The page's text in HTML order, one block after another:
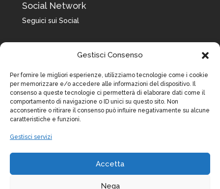
Gestisci Consenso
Per fornire le migliori esperienze, utilizziamo tecnologie come i cookie
per memorizzare e/o accedere alle informazioni del dispositivo. Il
consenso a queste tecnologie ci permetterà di elaborare dati come il
comportamento di navigazione o ID unici su questo sito. Non
acconsentire o ritirare il consenso può influire negativamente su alcune
caratteristiche e funzioni.
Gestisci servizi
Accetta
Nega
Social Network
Seguici sui Social